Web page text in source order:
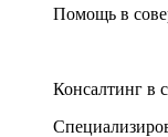
Помощь в
Консалтинг в